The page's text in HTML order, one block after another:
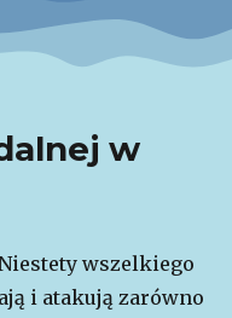
w
wszelkiego
i atakują zarówno